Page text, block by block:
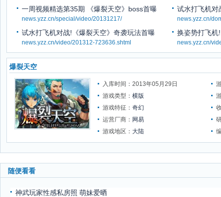
一周视频精选第35期 《爆裂天空》boss首曝
news.yzz.cn/special/video/20131217/
试水打飞机对
news.yzz.cn/
试水打飞机对战!《爆裂天空》奇袭玩法首曝
news.yzz.cn/video/201312-723636.shtml
换姿势打飞机
news.yzz.cn/
爆裂天空
入库时间：2013年05月29日
游戏类型： 横版
游戏特征： 奇幻
运营厂商： 网易
游戏地区： 大陆
随便看看
神武玩家性感私房照 萌妹爱晒